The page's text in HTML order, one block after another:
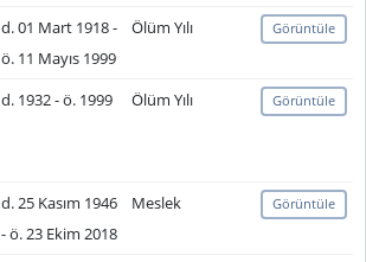
d. 01 Mart 1918 -
ö. 11 Mayıs 1999
Ölüm Yılı Görüntüle
d. 1932 - ö. 1999 Ölüm Yılı Görüntüle
d. 25 Kasım 1946
- ö. 23 Ekim 2018
Meslek Görüntüle